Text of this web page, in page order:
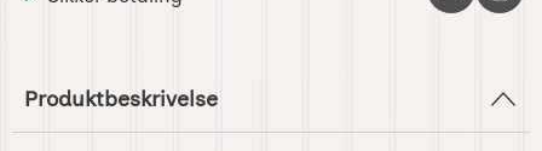
Produktbeskrivelse